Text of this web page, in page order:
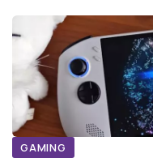
GAMING